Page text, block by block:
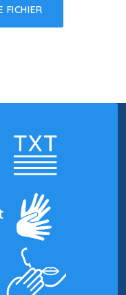
FICHIER